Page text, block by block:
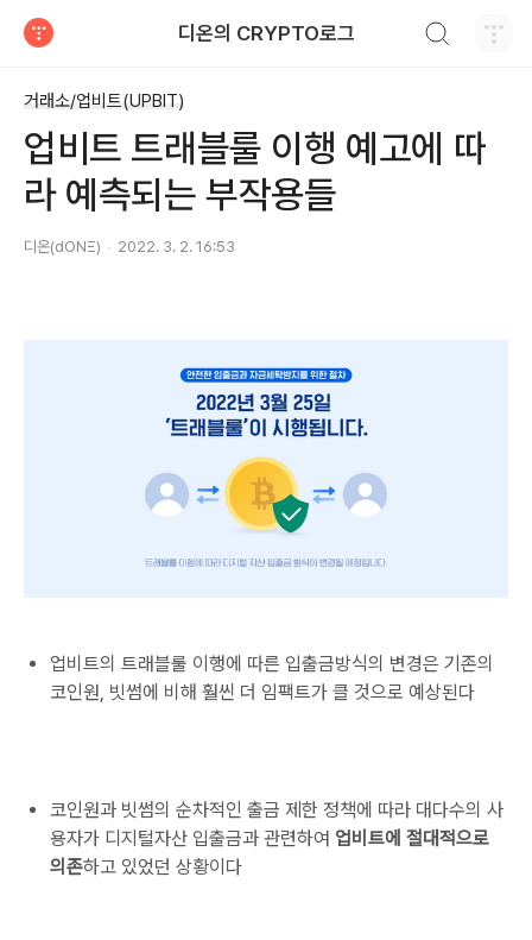
디온의 CRYPTO로그
거래소/업비트(UPBIT)
업비트 트래블룰 이행 예고에 따
라 예측되는 부작용들
디온(dONΞ) 2022. 3. 2. 16:53
업비트의 트래블룰 이행에 따른 입출금방식의 변경은 기존의
코인원, 빗썸에 비해 훨씬 더 임팩트가 클 것으로 예상된다
코인원과 빗썸의 순차적인 출금 제한 정책에 따라 대다수의 사
용자가 디지털자산 입출금과 관련하여 업비트에 절대적으로
의존하고 있었던 상황이다